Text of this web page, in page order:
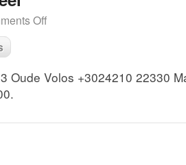
Off
Oude Volos +3024210 22330